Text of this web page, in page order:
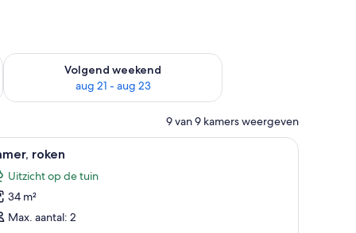
weekend aug 14 - aug 16
Volgend weekend
aug 21 - aug 23
De beschikbaarheid controleren voor volgend weekend aug
9 van 9 kamers weergeven
een stoel, een televisie en een raam met gordijnen.
Een hotelkamer met twee bedden, een
8 roken
Uitzicht op de tuin
34 m²
Max. aantal: 2